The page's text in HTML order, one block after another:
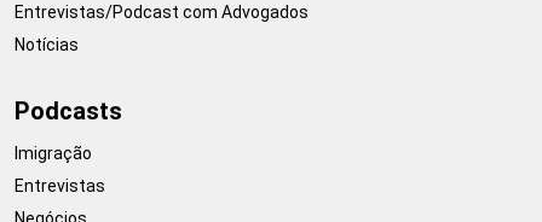
Entrevistas/Podcast com Advogados
Notícias
Podcasts
Imigração
Entrevistas
Negócios